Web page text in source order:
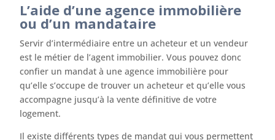
L’aide d’une agence immobilière
ou d’un mandataire
Servir d’intermédiaire entre un acheteur et un vendeur
est le métier de l’agent immobilier. Vous pouvez donc
confier un mandat à une agence immobilière pour
qu’elle s’occupe de trouver un acheteur et qu’elle vous
accompagne jusqu’à la vente définitive de votre
logement.
Il existe différents types de mandat qui vous permettent